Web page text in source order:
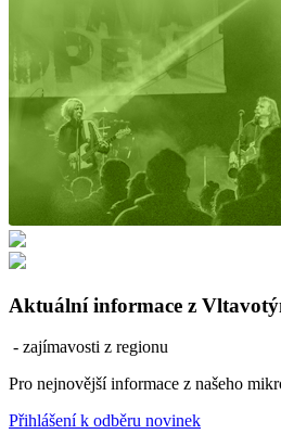
Aktuální informace z
- zajímavosti z regionu
Pro nejnovější informace z našeho
Přihlášení k odběru novinek